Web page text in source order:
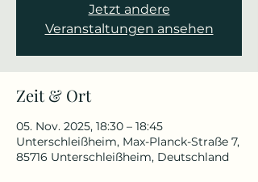
Jetzt andere
Veranstaltungen ansehen
Zeit & Ort
05. Nov. 2025, 18:30 – 18:45
Unterschleißheim, Max-Planck-Straße 7,
85716 Unterschleißheim, Deutschland